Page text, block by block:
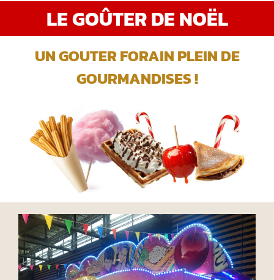
LE GOÛTER DE NOËL
UN GOUTER FORAIN PLEIN DE
GOURMANDISES !